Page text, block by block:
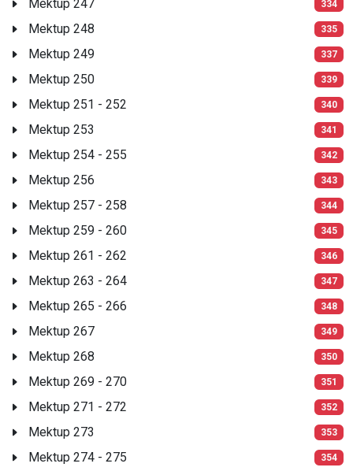
Mektup 247 334
Mektup 248 335
Mektup 249 337
Mektup 250 339
Mektup 251 - 252 340
Mektup 253 341
Mektup 254 - 255 342
Mektup 256 343
Mektup 257 - 258 344
Mektup 259 - 260 345
Mektup 261 - 262 346
Mektup 263 - 264 347
Mektup 265 - 266 348
Mektup 267 349
Mektup 268 350
Mektup 269 - 270 351
Mektup 271 - 272 352
Mektup 273 353
Mektup 274 - 275 354